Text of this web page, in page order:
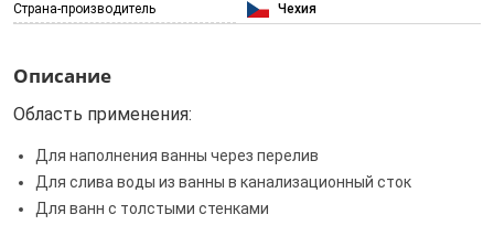
Страна-производитель Чехия
Описание
Область применения:
Для наполнения ванны через перелив
Для слива воды из ванны в канализационный сток
Для ванн с толстыми стенками